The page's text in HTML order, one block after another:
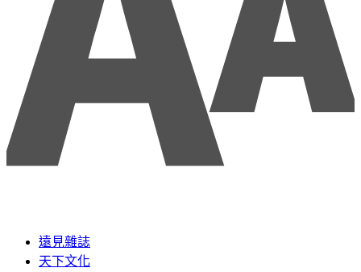
遠見雜誌
天下文化